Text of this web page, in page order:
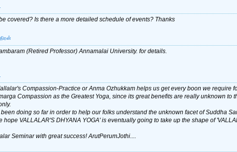
covered? Is there a more detailed schedule of events? Thanks
(Retired Professor) Annamalai University. for details.
Compassion-Practice or Anma Ozhukkam helps us get every boon we require
Compassion as the Greatest Yoga, since its great benefits are really unknown to
doing so far in order to help our folks understand the unknown facet of Suddha
VALLALAR'S DHYANA YOGA' is eventually going to take up the shape of
Seminar with great success! ArutPerumJothi....